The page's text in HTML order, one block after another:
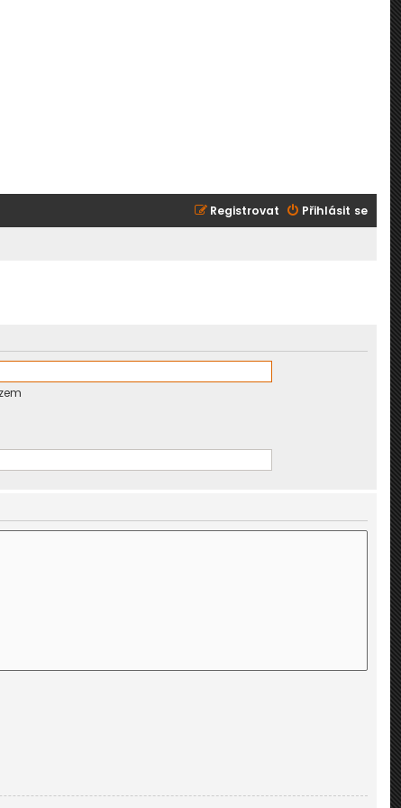
Přihlásit se
Registrovat